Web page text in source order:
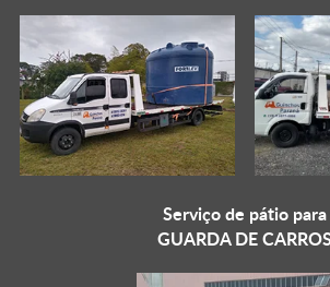
Serviço de pátio para
GUARDA DE